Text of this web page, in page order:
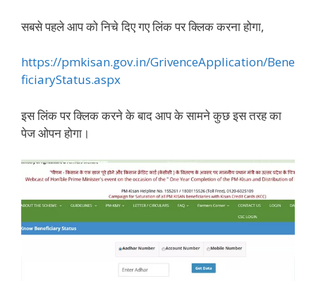
सबसे पहले आप को निचे दिए गए लिंक पर क्लिक करना होगा,
https://pmkisan.gov.in/GrivenceApplication/Bene
ficiaryStatus.aspx
इस लिंक पर क्लिक करने के बाद आप के सामने कुछ इस तरह का
पेज ओपन होगा।